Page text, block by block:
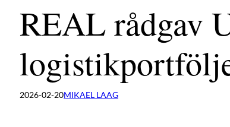
REAL rådgav
2026-02-20MIKAEL LAAG